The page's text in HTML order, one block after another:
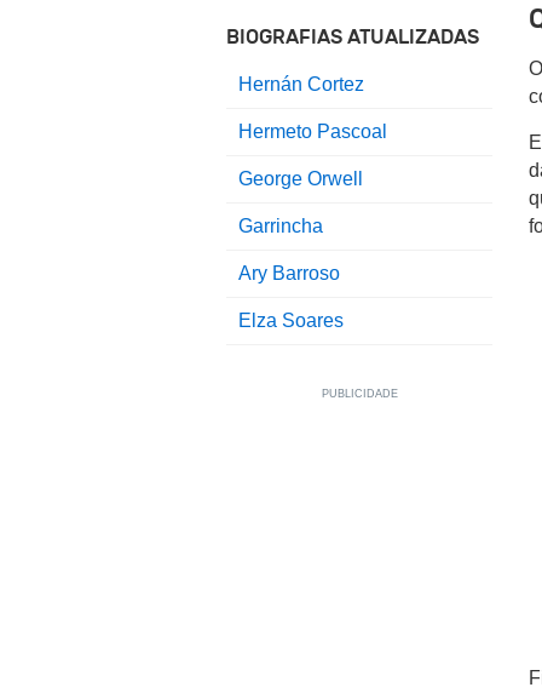
BIOGRAFIAS ATUALIZADAS
Hernán Cortez
Hermeto Pascoal
George Orwell
Garrincha
Ary Barroso
Elza Soares